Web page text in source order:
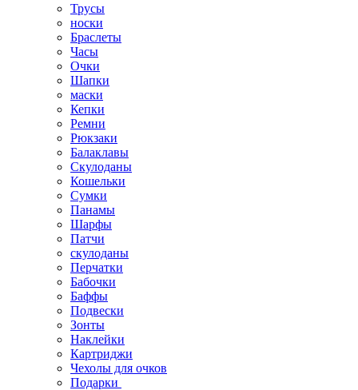
Трусы
носки
Браслеты
Часы
Очки
Шапки
маски
Кепки
Ремни
Рюкзаки
Балаклавы
Скулоданы
Кошельки
Сумки
Панамы
Шарфы
Патчи
скулоданы
Перчатки
Бабочки
Баффы
Подвески
Зонты
Наклейки
Картриджи
Чехолы для очков
Подарки